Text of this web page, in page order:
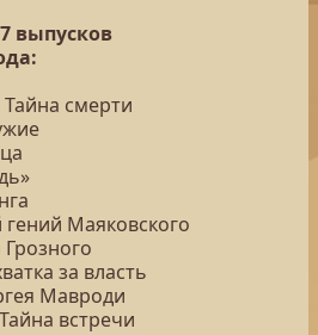
выпусков
смерти
Маяковского
за власть
Мавроди
встречи